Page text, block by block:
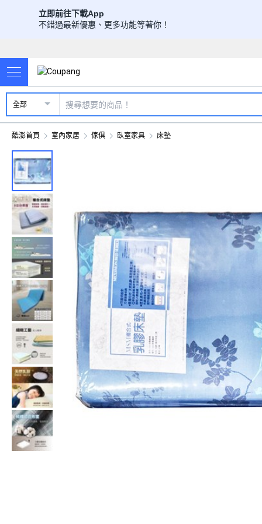
立即前往下載App
不錯過最新優惠、更多功能等著你！
全部
酷澎首頁 室內家居 傢俱 臥室家具 床墊